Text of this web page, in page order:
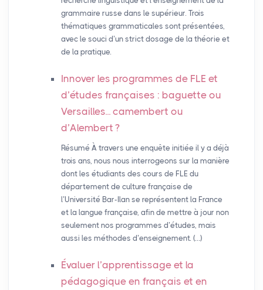
grammaire russe dans le supérieur. Trois
thématiques grammaticales sont présentées,
avec le souci d’un strict dosage de la théorie et
de la pratique.
Innover les programmes de FLE et
d’études françaises : baguette ou
Versailles... camembert ou
d’Alembert ?
Résumé À travers une enquête initiée il y a déjà
trois ans, nous nous interrogeons sur la manière
dont les étudiants des cours de FLE du
département de culture française de
l’Université Bar-Ilan se représentent la France
et la langue française, afin de mettre à jour non
seulement nos programmes d’études, mais
aussi les méthodes d’enseignement. (…)
Évaluer l’apprentissage et la
pédagogique en français et en